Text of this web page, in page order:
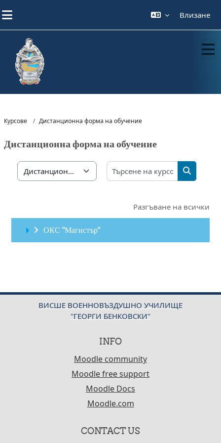
Влизане
Курсове Дистанционна форма на обучение
Дистанционна форма на обучение
Категории курсове
Търсене
Разгъване на всички
ОКС "Магистър"
ВИСШЕ ВОЕННОВЪЗДУШНО УЧИЛИЩЕ
"ГЕОРГИ БЕНКОВСКИ"
INFO
Moodle community
Moodle free support
Moodle Docs
Moodle.com
CONTACT US